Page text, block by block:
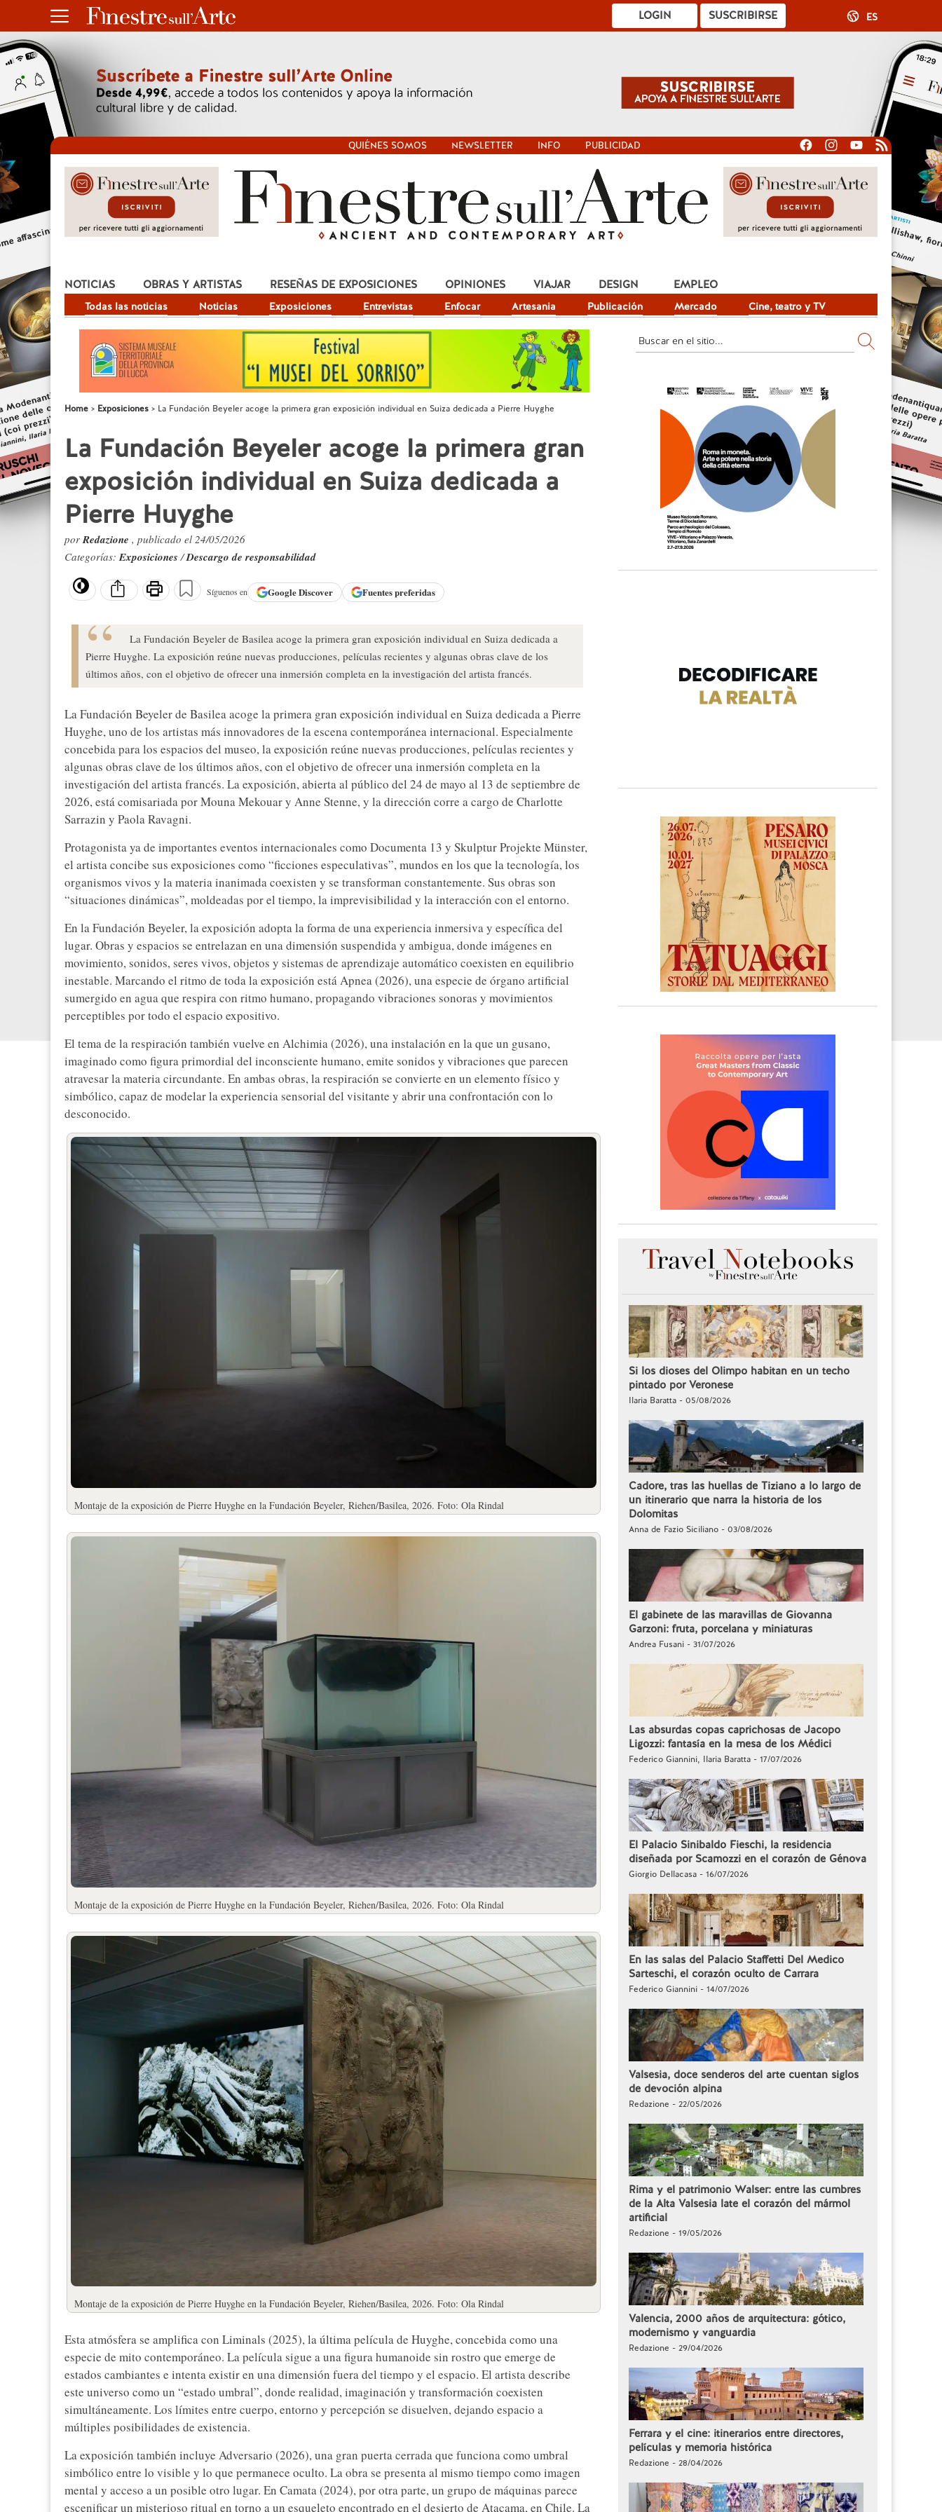
SUSCRIBIRSE
LOGIN ES
QUIÉNES SOMOS NEWSLETTER INFO PUBLICIDAD
NOTICIAS
Todas las noticias Noticias Exposiciones Entrevistas Enfocar Artesania Publicación Mercado Cine, teatro y TV
OBRAS Y ARTISTAS RESEÑAS DE EXPOSICIONES OPINIONES VIAJAR DESIGN EMPLEO
Home Exposiciones La Fundación Beyeler acoge la primera gran exposición individual en Suiza dedicada a Pierre Huyghe
La Fundación Beyeler acoge la primera gran
exposición individual en Suiza dedicada a
Pierre Huyghe
porRedazione , publicado el 24/05/2026
Categorías:Exposiciones/Descargo de responsabilidad
Síguenos en GoogleDiscover Fuentes preferidas
La Fundación Beyeler de Basilea acoge la primera gran exposición individual en Suiza dedicada a
Pierre Huyghe. La exposición reúne nuevas producciones, películas recientes y algunas obras clave de los
últimos años, con el objetivo de ofrecer una inmersión completa en la investigación del artista francés.
La Fundación Beyeler de Basilea acoge la primera gran exposición individual en Suiza dedicada a Pierre
Huyghe, uno de los artistas más innovadores de la escena contemporánea internacional. Especialmente
concebida para los espacios del museo, la exposición reúne nuevas producciones, películas recientes y
algunas obras clave de los últimos años, con el objetivo de ofrecer una inmersión completa en la
investigación del artista francés. La exposición, abierta al público del 24 de mayo al 13 de septiembre de
2026, está comisariada por Mouna Mekouar y Anne Stenne, y la dirección corre a cargo de Charlotte
Sarrazin y Paola Ravagni.
Protagonista ya de importantes eventos internacionales como Documenta 13 y Skulptur Projekte Münster,
el artista concibe sus exposiciones como “ficciones especulativas”, mundos en los que la tecnología, los
organismos vivos y la materia inanimada coexisten y se transforman constantemente. Sus obras son
“situaciones dinámicas”, moldeadas por el tiempo, la imprevisibilidad y la interacción con el entorno.
En la Fundación Beyeler, la exposición adopta la forma de una experiencia inmersiva y específica del
lugar. Obras y espacios se entrelazan en una dimensión suspendida y ambigua, donde imágenes en
movimiento, sonidos, seres vivos, objetos y sistemas de aprendizaje automático coexisten en equilibrio
inestable. Marcando el ritmo de toda la exposición está Apnea (2026), una especie de órgano artificial
sumergido en agua que respira con ritmo humano, propagando vibraciones sonoras y movimientos
perceptibles por todo el espacio expositivo.
El tema de la respiración también vuelve en Alchimia (2026), una instalación en la que un gusano,
imaginado como figura primordial del inconsciente humano, emite sonidos y vibraciones que parecen
atravesar la materia circundante. En ambas obras, la respiración se convierte en un elemento físico y
simbólico, capaz de modelar la experiencia sensorial del visitante y abrir una confrontación con lo
desconocido.
Montaje de la exposición de Pierre Huyghe en la Fundación Beyeler, Riehen/Basilea, 2026. Foto: Ola Rindal
Montaje de la exposición de Pierre Huyghe en la Fundación Beyeler, Riehen/Basilea, 2026. Foto: Ola Rindal
Montaje de la exposición de Pierre Huyghe en la Fundación Beyeler, Riehen/Basilea, 2026. Foto: Ola Rindal
Esta atmósfera se amplifica con Liminals (2025), la última película de Huyghe, concebida como una
especie de mito contemporáneo. La película sigue a una figura humanoide sin rostro que emerge de
estados cambiantes e intenta existir en una dimensión fuera del tiempo y el espacio. El artista describe
este universo como un “estado umbral”, donde realidad, imaginación y transformación coexisten
simultáneamente. Los límites entre cuerpo, entorno y percepción se disuelven, dejando espacio a
múltiples posibilidades de existencia.
La exposición también incluye Adversario (2026), una gran puerta cerrada que funciona como umbral
simbólico entre lo visible y lo que permanece oculto. La obra se presenta al mismo tiempo como imagen
mental y acceso a un posible otro lugar. En Camata (2024), por otra parte, un grupo de máquinas parece
escenificar un misterioso ritual en torno a un esqueleto encontrado en el desierto de Atacama, en Chile. La
Si los dioses del Olimpo habitan en un techo
pintado por Veronese
Ilaria Baratta - 05/08/2026
Cadore, tras las huellas de Tiziano a lo largo de
un itinerario que narra la historia de los
Dolomitas
Anna de Fazio Siciliano - 03/08/2026
El gabinete de las maravillas de Giovanna
Garzoni: fruta, porcelana y miniaturas
Andrea Fusani - 31/07/2026
Las absurdas copas caprichosas de Jacopo
Ligozzi: fantasía en la mesa de los Médici
Federico Giannini, Ilaria Baratta - 17/07/2026
El Palacio Sinibaldo Fieschi, la residencia
diseñada por Scamozzi en el corazón de Génova
Giorgio Dellacasa - 16/07/2026
En las salas del Palacio Staffetti Del Medico
Sarteschi, el corazón oculto de Carrara
Federico Giannini - 14/07/2026
Valsesia, doce senderos del arte cuentan siglos
de devoción alpina
Redazione - 22/05/2026
Rima y el patrimonio Walser: entre las cumbres
de la Alta Valsesia late el corazón del mármol
artificial
Redazione - 19/05/2026
Valencia, 2000 años de arquitectura: gótico,
modernismo y vanguardia
Redazione - 29/04/2026
Ferrara y el cine: itinerarios entre directores,
películas y memoria histórica
Redazione - 28/04/2026